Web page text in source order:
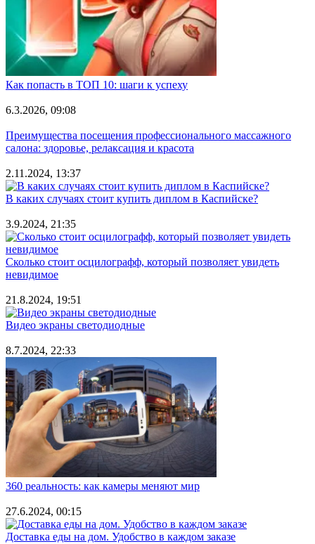
Как попасть в ТОП 10: шаги к успеху
6.3.2026, 09:08
Преимущества посещения профессионального массажного
салона: здоровье, релаксация и красота
2.11.2024, 13:37
В каких случаях стоит купить диплом в Каспийске?
3.9.2024, 21:35
Сколько стоит осцилографф, который позволяет увидеть
невидимое
21.8.2024, 19:51
Видео экраны светодиодные
8.7.2024, 22:33
360 реальность: как камеры меняют мир
27.6.2024, 00:15
Доставка еды на дом. Удобство в каждом заказе